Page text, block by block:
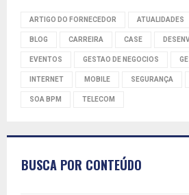
ARTIGO DO FORNECEDOR ATUALIDADES
BLOG CARREIRA CASE
EVENTOS GESTAO DE NEGOCIOS
INTERNET MOBILE SEGURANÇA
SOA BPM TELECOM
BUSCA POR CONTEÚDO